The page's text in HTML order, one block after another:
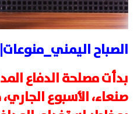
الصباح اليمني_منوعات|
بدأت مصلحة الدفاع
صنعاء، الأسبوع